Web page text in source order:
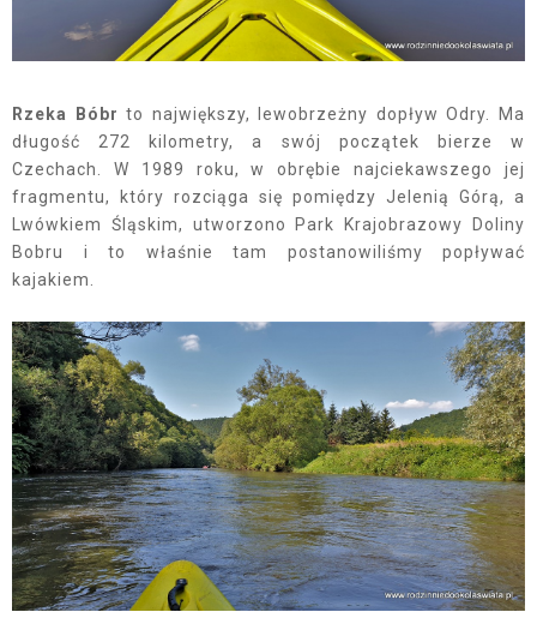
Rzeka Bóbr to największy, lewobrzeżny dopływ Odry. Ma
długość 272 kilometry, a swój początek bierze w
Czechach. W 1989 roku, w obrębie najciekawszego jej
fragmentu, który rozciąga się pomiędzy Jelenią Górą, a
Lwówkiem Śląskim, utworzono Park Krajobrazowy Doliny
Bobru i to właśnie tam postanowiliśmy popływać
kajakiem.